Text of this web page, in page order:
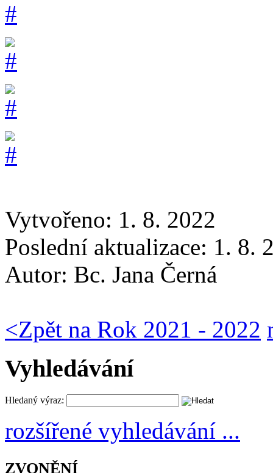
Vytvořeno: 1. 8. 2022
Poslední aktualizace: 1. 8.
Autor: Bc. Jana Černá
<Zpět na Rok 2021 - 2022
Vyhledávání
Hledaný výraz:
rozšířené vyhledávání ...
ZVONĚNÍ